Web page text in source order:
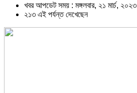
খবর আপডেট সময় : মঙ্গলবার, ২১ মার্চ, ২০২৩
২১৩ এই পর্যন্ত দেখেছেন